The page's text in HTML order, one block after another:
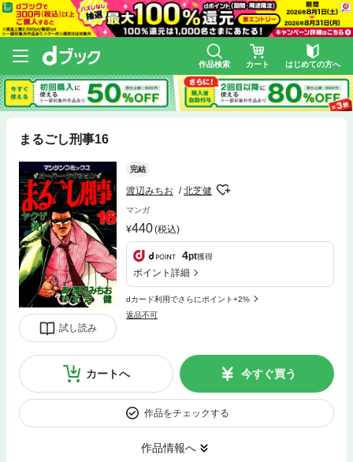
作品検索 カート はじめての方へ
まるごし刑事16
試し読み
完結
渡辺みちお 北芝健
マンガ
440(税込)
4pt獲得
ポイント詳細
dカード利用でさらにポイント+2%
返品不可
カートへ 今すぐ買う
作品をチェックする
作品情報へ